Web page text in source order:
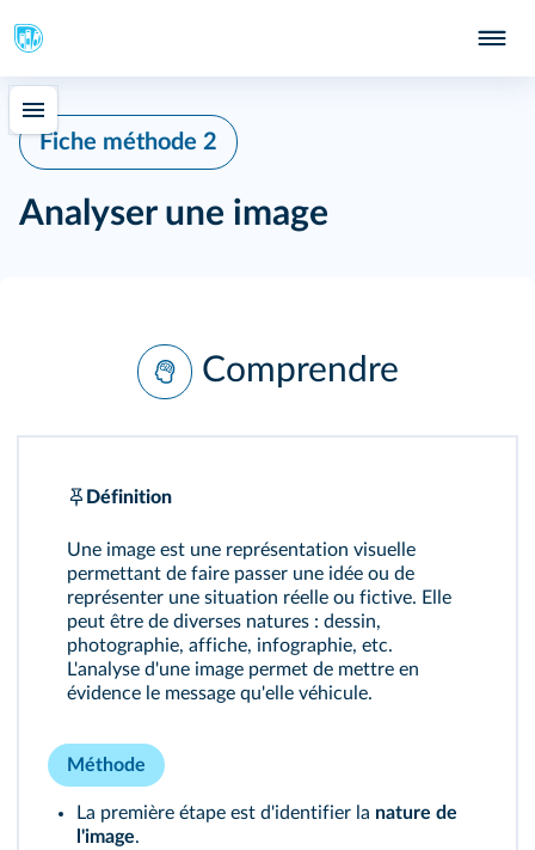
Fiche méthode 2
Analyser une image
Comprendre
Définition
Une image est une représentation visuelle
permettant de faire passer une idée ou de
représenter une situation réelle ou fictive. Elle
peut être de diverses natures : dessin,
photographie, affiche, infographie, etc.
L'analyse d'une image permet de mettre en
évidence le message qu'elle véhicule.
Méthode
La première étape est d'identifier la nature de
l'image.